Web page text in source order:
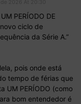
PERÍODO DE
ciclo de
da Série A.”
pois onde está
tempo de férias que
UM PERÍODO (como
bom entendedor é